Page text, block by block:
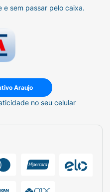
BCAAs e Colágeno
(Naturais).
e sem passar pelo caixa.
Araujo
no seu celular